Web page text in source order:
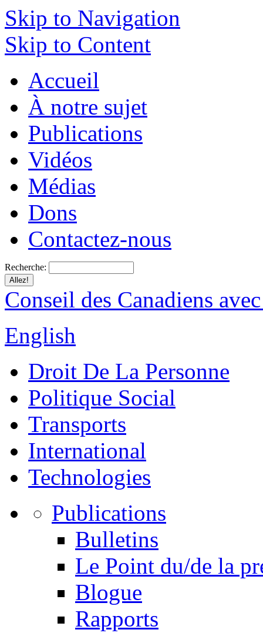
Skip to Navigation
Skip to Content
Accueil
À notre sujet
Publications
Vidéos
Médias
Dons
Contactez-nous
Recherche:
Conseil des Canadiens
English
Droit De La Personne
Politique Social
Transports
International
Technologies
Publications
Bulletins
Le Point du/de la
Blogue
Rapports